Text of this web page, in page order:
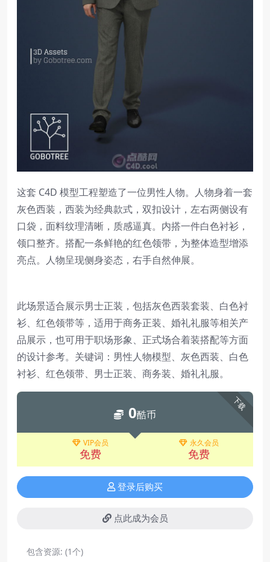
这套 C4D 模型工程塑造了一位男性人物。人物身着一套
灰色西装，西装为经典款式，双扣设计，左右两侧设有
口袋，面料纹理清晰，质感逼真。内搭一件白色衬衫，
领口整齐。搭配一条鲜艳的红色领带，为整体造型增添
亮点。人物呈现侧身姿态，右手自然伸展。
此场景适合展示男士正装，包括灰色西装套装、白色衬
衫、红色领带等，适用于商务正装、婚礼礼服等相关产
品展示，也可用于职场形象、正式场合着装搭配等方面
的设计参考。关键词：男性人物模型、灰色西装、白色
衬衫、红色领带、男士正装、商务装、婚礼礼服。
下载
0酷币
VIP会员
免费
永久会员
免费
登录后购买
点此成为会员
包含资源: (1个)